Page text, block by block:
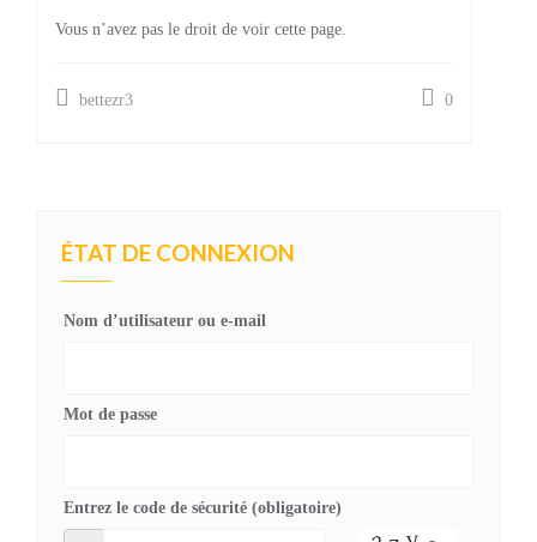
Vous n’avez pas le droit de voir cette page.
bettezr3 0
ÉTAT DE CONNEXION
Nom d’utilisateur ou e-mail
Mot de passe
Entrez le code de sécurité (obligatoire)